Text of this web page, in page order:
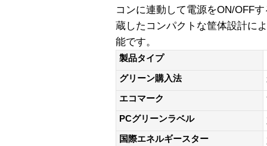
コンに連動して電源をON/OFF
蔵したコンパクトな筐体設計に
能です。
製品タイプ
グリーン購入法
エコマーク
PCグリーンラベル
国際エネルギースター